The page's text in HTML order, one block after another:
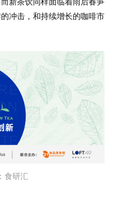
冲击，和持续增长的咖啡市
食研汇